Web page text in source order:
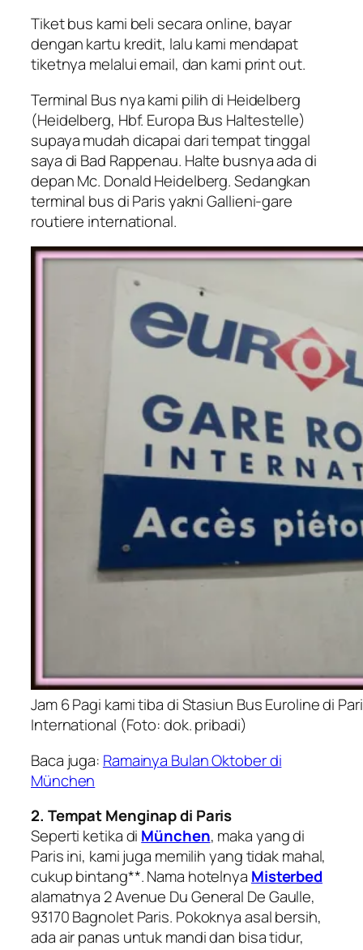
Tiket bus kami beli secara online, bayar
dengan kartu kredit, lalu kami mendapat
tiketnya melalui email, dan kami print out.
Terminal Bus nya kami pilih di Heidelberg
(Heidelberg, Hbf. Europa Bus Haltestelle)
supaya mudah dicapai dari tempat tinggal
saya di Bad Rappenau. Halte busnya ada di
depan Mc. Donald Heidelberg. Sedangkan
terminal bus di Paris yakniGallieni-gare
routiere international.
Jam 6 Pagi kami tiba di Stasiun Bus Euroline di
International (Foto: dok. pribadi)
Baca juga: Ramainya Bulan Oktober di
München
2. Tempat Menginap di Paris
Seperti ketika di München, maka yang di
Paris ini, kami juga memilih yang tidak mahal,
cukup bintang**. Nama hotelnya Misterbed
alamatnya 2 Avenue Du General De Gaulle,
93170 Bagnolet Paris. Pokoknya asal bersih,
ada air panas untuk mandi dan bisa tidur,